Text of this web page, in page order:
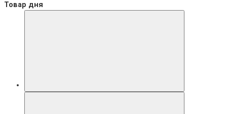
Товар дня